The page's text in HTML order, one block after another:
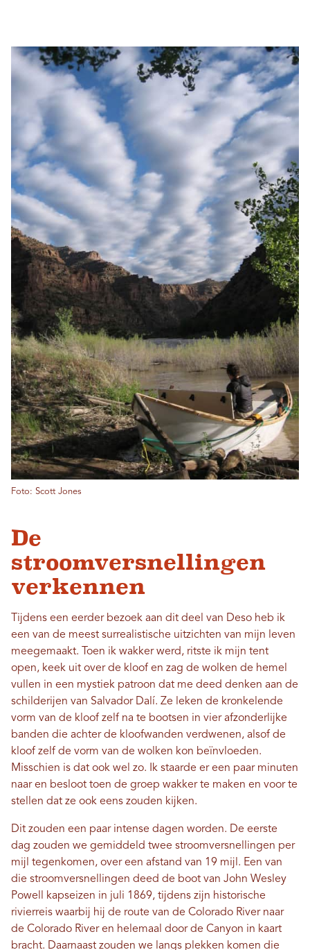
Foto: Scott Jones
De
stroomversnellingen
verkennen
Tijdens een eerder bezoek aan dit deel van Deso heb ik
een van de meest surrealistische uitzichten van mijn leven
meegemaakt. Toen ik wakker werd, ritste ik mijn tent
open, keek uit over de kloof en zag de wolken de hemel
vullen in een mystiek patroon dat me deed denken aan de
schilderijen van Salvador Dalí. Ze leken de kronkelende
vorm van de kloof zelf na te bootsen in vier afzonderlijke
banden die achter de kloofwanden verdwenen, alsof de
kloof zelf de vorm van de wolken kon beïnvloeden.
Misschien is dat ook wel zo. Ik staarde er een paar minuten
naar en besloot toen de groep wakker te maken en voor te
stellen dat ze ook eens zouden kijken.
Dit zouden een paar intense dagen worden. De eerste
dag zouden we gemiddeld twee stroomversnellingen per
mijl tegenkomen, over een afstand van 19 mijl. Een van
die stroomversnellingen deed de boot van John Wesley
Powell kapseizen in juli 1869, tijdens zijn historische
rivierreis waarbij hij de route van de Colorado River naar
de Colorado River en helemaal door de Canyon in kaart
bracht. Daarnaast zouden we langs plekken komen die